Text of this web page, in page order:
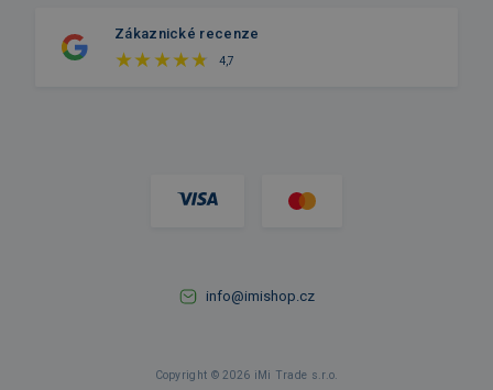
Zákaznické recenze
4,7
info@imishop.cz
Copyright © 2026 iMi Trade s.r.o.